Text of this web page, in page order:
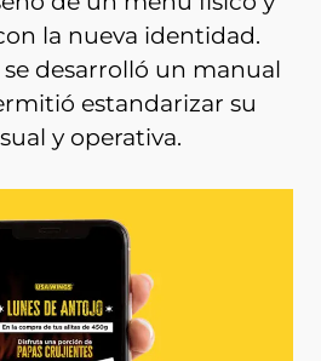
la nueva identidad.
desarrolló un manual
estandarizar su
y operativa.